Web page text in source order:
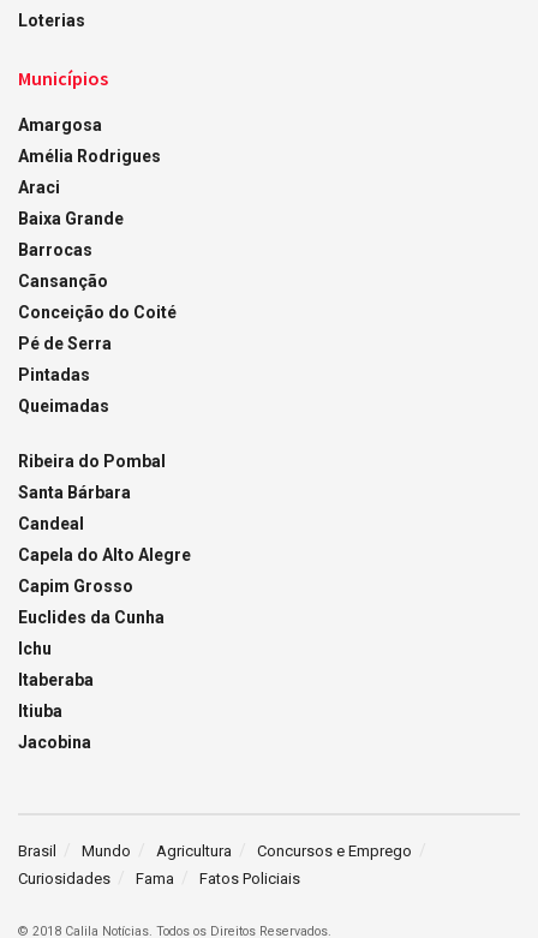
Loterias
Municípios
Amargosa
Amélia Rodrigues
Araci
Baixa Grande
Barrocas
Cansanção
Conceição do Coité
Pé de Serra
Pintadas
Queimadas
Ribeira do Pombal
Santa Bárbara
Candeal
Capela do Alto Alegre
Capim Grosso
Euclides da Cunha
Ichu
Itaberaba
Itiuba
Jacobina
Brasil Mundo Agricultura
Concursos e Emprego
Curiosidades
Fama Fatos Policiais
© 2018 Calila Notícias. Todos os Direitos Reservados.